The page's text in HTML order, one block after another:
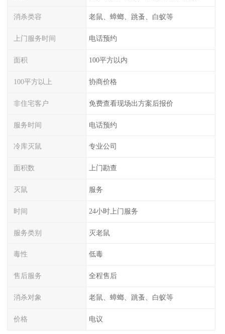
消杀类容 老鼠、蟑螂、跳蚤、白蚁等
上门服务时间 电话预约
面积 100平方以内
100平方以上 协商价格
非住宅客户 免费查看现场出方案后报价
服务时间 电话预约
冷库灭鼠 专业公司
面积数 上门勘查
灭鼠 服务
时间 24小时上门服务
服务类别 灭老鼠
毒性 低毒
售后服务 全程售后
消杀对象 老鼠、蟑螂、跳蚤、白蚁等
价格 电议